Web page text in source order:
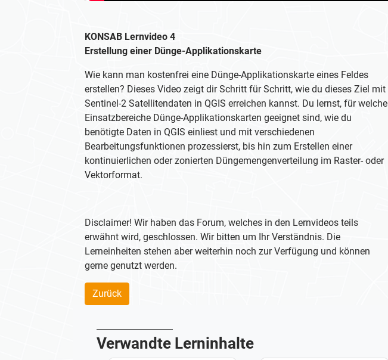
KONSAB Lernvideo 4
Erstellung einer Dünge-Applikationskarte
Wie kann man kostenfrei eine Dünge-Applikationskarte eines Feldes
erstellen? Dieses Video zeigt dir Schritt für Schritt, wie du dieses Ziel mit
Sentinel-2 Satellitendaten in QGIS erreichen kannst. Du lernst, für welche
Einsatzbereiche Dünge-Applikationskarten geeignet sind, wie du
benötigte Daten in QGIS einliest und mit verschiedenen
Bearbeitungsfunktionen prozessierst, bis hin zum Erstellen einer
kontinuierlichen oder zonierten Düngemengenverteilung im Raster- oder
Vektorformat.
Disclaimer! Wir haben das Forum, welches in den Lernvideos teils
erwähnt wird, geschlossen. Wir bitten um Ihr Verständnis. Die
Lerneinheiten stehen aber weiterhin noch zur Verfügung und können
gerne genutzt werden.
Zurück
Verwandte Lerninhalte